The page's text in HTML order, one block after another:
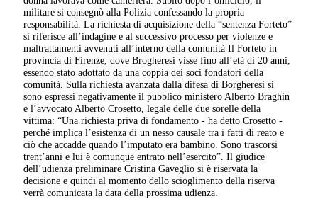
militare si consegnò alla Polizia confessando la propria
responsabilità. La richiesta di acquisizione della “sentenza Forteto”
si riferisce all’indagine e al successivo processo per violenze e
maltrattamenti avvenuti all’interno della comunità Il Forteto in
provincia di Firenze, dove Brogheresi visse fino all’età di 20 anni,
essendo stato adottato da una coppia dei soci fondatori della
comunità. Sulla richiesta avanzata dalla difesa di Borgheresi si
sono espressi negativamente il pubblico ministero Alberto Braghin
e l’avvocato Alberto Crosetto, legale delle due sorelle della
vittima: “Una richiesta priva di fondamento - ha detto Crosetto -
perché implica l’esistenza di un nesso causale tra i fatti di reato e
ciò che accadde quando l’imputato era bambino. Sono trascorsi
trent’anni e lui è comunque entrato nell’esercito”. Il giudice
dell’udienza preliminare Cristina Gaveglio si è riservata la
decisione e quindi al momento dello scioglimento della riserva
verrà comunicata la data della prossima udienza.